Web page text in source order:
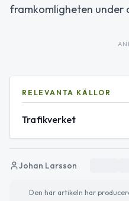
framkomligheten under
RELEVANTA KÄLLOR
Trafikverket
Johan Larsson
Den här artikeln har